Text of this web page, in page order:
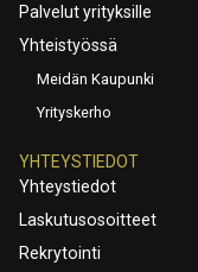
Palvelut yrityksille
Yhteistyössä
Meidän Kaupunki
Yrityskerho
YHTEYSTIEDOT
Yhteystiedot
Laskutusosoitteet
Rekrytointi